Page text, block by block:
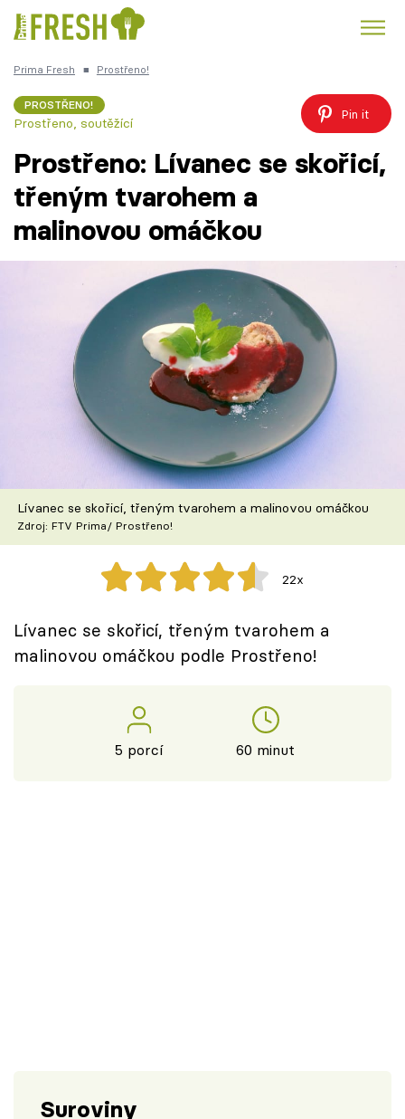
Česká kuchyně
Témata
Recepty
Články
TV Program
Škola vaření
Recepty z TV
Speciál: Cuketa
Těhotnej kuchař
Přihlášení
Prima Fresh ■ Prostřeno!
PROSTŘENO!
Prostřeno, soutěžící
Pin it
Prostřeno: Lívanec se skořicí,
třeným tvarohem a
malinovou omáčkou
Lívanec se skořicí, třeným tvarohem a malinovou omáčkou
Zdroj: FTV Prima/ Prostřeno!
22x
Lívanec se skořicí, třeným tvarohem a
malinovou omáčkou podle Prostřeno!
5 porcí 60 minut
Suroviny